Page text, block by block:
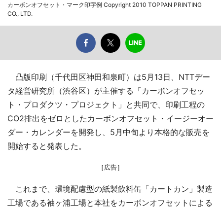
カーボンオフセット・マーク印字例 Copyright 2010 TOPPAN PRINTING
CO., LTD.
凸版印刷（千代田区神田和泉町）は5月13日、NTTデー
タ経営研究所（渋谷区）が主催する「カーボンオフセッ
ト・プロダクツ・プロジェクト」と共同で、印刷工程の
CO2排出をゼロとしたカーボンオフセット・イージーオー
ダー・カレンダーを開発し、5月中旬より本格的な販売を
開始すると発表した。
［広告］
これまで、環境配慮型の紙製飲料缶「カートカン」製造
工場である袖ヶ浦工場と本社をカーボンオフセットによる